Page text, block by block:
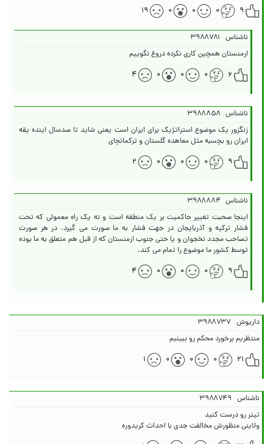
۹
۰ ۰ ۰ ۱۹
ناشناس ۳۹۸۸۷۸۱
ارمنستان همچین کاری نکرده دروغ نگوییم
۶
۰ ۰ ۰ ۴
ناشناس ۳۹۸۸۸۵۸
زنگزور یک موضوع استراتژیک برای ایران است یعنی شاید تا صدسال اینده یقه
ایران رو بچسبه مثل معاهده گلستان و ترکمانچای
۹
۰ ۰ ۰ ۲
ناشناس ۳۹۸۸۸۸۴
اینجا صحبت تغییر حاکمیت بر یک منطقه است و نه یک راه معمولی که تحت
فشار ترکیه و آذربایجان در جهت فشار به ما صورت می گیرد. در هر صورت
تصاحب مجدد نخجوان و یا حتی جنوب ارمنستان که از قبل هم متعلق به ما بوده
توسط کشور ما موضوع را تمام می کند.
۹
۰ ۰ ۰ ۴
داریوش ۳۹۸۸۷۳۷
منتظریم برخورد محکم رو ببینیم
۲۱
۰ ۰ ۰ ۱
ناشناس ۳۹۸۸۷۴۹
ولاینی منظورش مخالفت جدی با احداث کریدوره